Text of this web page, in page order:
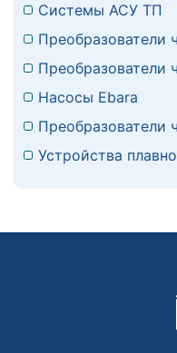
Системы АСУ ТП
Преобразователи
Преобразователи
Насосы Ebara
Преобразователи
Устройства